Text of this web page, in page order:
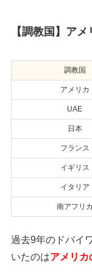
【調教国】ア
調教国
アメリカ
UAE
日本
フランス
イギリス
イタリア
南アフリカ
過去9年のドバイ
いたのはアメリカ